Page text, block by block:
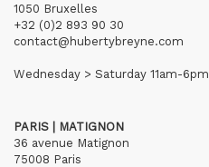
1050 Bruxelles
+32 (0)2 893 90 30
contact@hubertybreyne.com
Wednesday > Saturday 11am-6pm
PARIS | MATIGNON
36 avenue Matignon
75008 Paris